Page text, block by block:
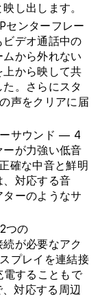
し出します。
センターフレー
デオ通話中の
から外れない
から映して共
。さらにスタ
声をクリアに届
ーサウンド — 4
が力強い低音
確な中音と鮮明
、対応する音
ーのようなサ
つの
が必要なアク
プレイを連結接
することもで
対応する周辺